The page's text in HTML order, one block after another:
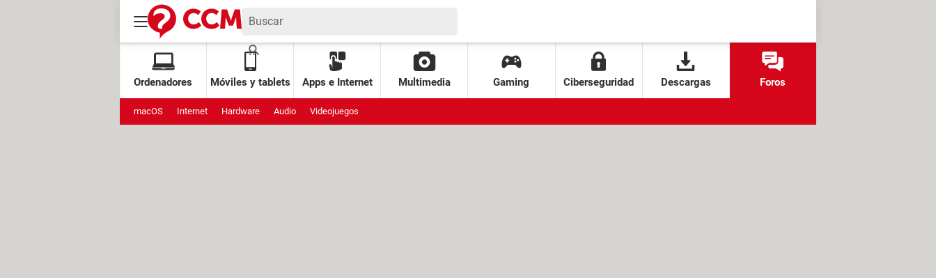
Ordenadores Móviles y tablets Apps e Internet Multimedia Gaming Ciberseguridad Descargas Foros
macOS Internet Hardware Audio Videojuegos